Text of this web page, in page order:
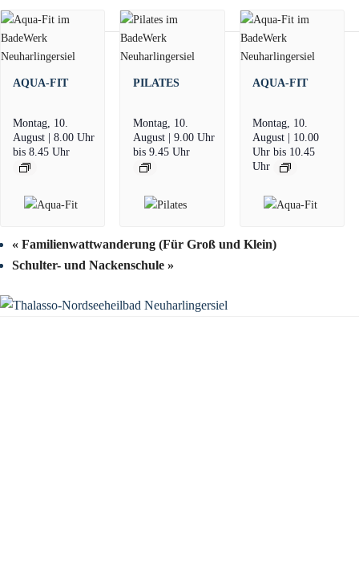
AQUA-FIT
Montag, 10.
August | 8.00 Uhr
bis8.45 Uhr
PILATES
Montag, 10.
August | 9.00 Uhr
bis 9.45 Uhr
AQUA-FIT
Montag, 10.
August | 10.00
Uhrbis 10.45
Uhr
« Familienwattwanderung (Für Groß und Klein)
Schulter- und Nackenschule »